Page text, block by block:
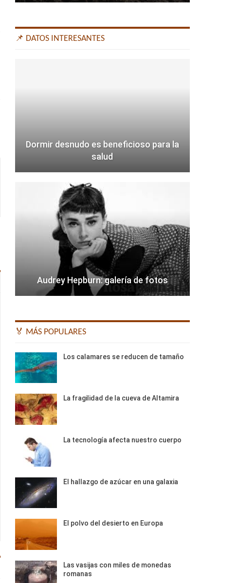
📌 DATOS INTERESANTES
Dormir desnudo es beneficioso para la
salud
Audrey Hepburn: galería de fotos
🏅 MÁS POPULARES
Los calamares se reducen de tamaño
La fragilidad de la cueva de Altamira
La tecnología afecta nuestro cuerpo
El hallazgo de azúcar en una galaxia
El polvo del desierto en Europa
Las vasijas con miles de monedas
romanas